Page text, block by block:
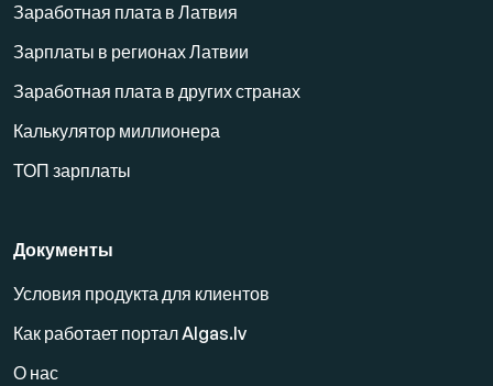
Заработная плата в Латвия
Зарплаты в регионах Латвии
Заработная плата в других странах
Калькулятор миллионера
ТОП зарплаты
Документы
Условия продукта для клиентов
Как работает портал Algas.lv
О нас